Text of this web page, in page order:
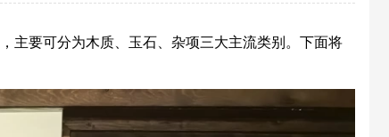
主要可分为木质、玉石、杂项三大主流类别。下面将